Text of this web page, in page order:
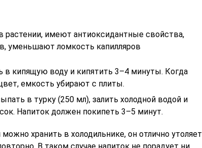
имеют антиоксидантные свойства,
уменьшают ломкость капилляров
кипящую воду и кипятить 3–4 минуты. Когда
емкость убирают с плиты.
в турку (250 мл), залить холодной водой и
Напиток должен покипеть 3–5 минут.
хранить в холодильнике, он отлично утоляет